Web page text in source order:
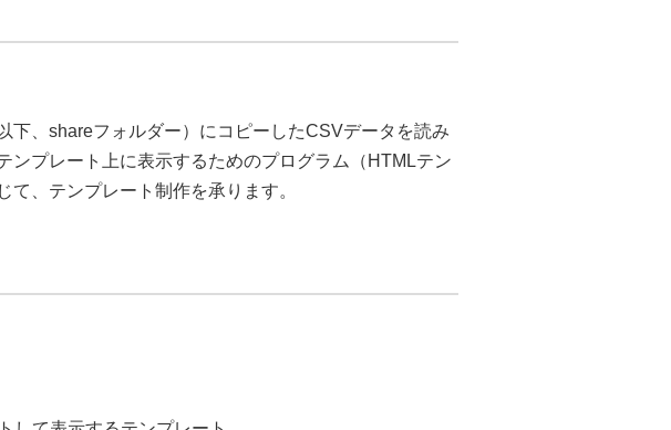
下、shareフォルダー）にコピーしたCSVデータを読み
ンプレート上に表示するためのプログラム（HTMLテン
、テンプレート制作を承ります。